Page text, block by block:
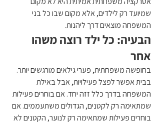
שמיועד רק לילדים, אלא מקום שבו כל בני
המשפחה מוצאים דרך ליהנות.
הבעיה: כל ילד רוצה משהו
אחר
בחופשה משפחתית, פערי גילאים מורגשים יותר.
בבית אפשר לפצל פעילויות, אבל באילת
המשפחה בדרך כלל זזה יחד. אם בוחרים פעילות
שמתאימה רק לקטנים, הגדולים משתעממים. אם
בוחרים פעילות שמתאימה רק לנוער, הקטנים לא